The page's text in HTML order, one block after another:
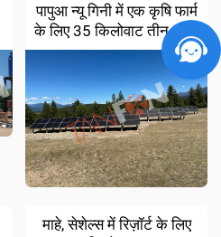
पापुआ न्यू गिनी में एक कृषि फार्म
के लिए 35 किलोवाट तीन-चरण
हाइब्रिड सौर प्रणाली
माहे, सेशेल्स में रिज़ॉर्ट के लिए